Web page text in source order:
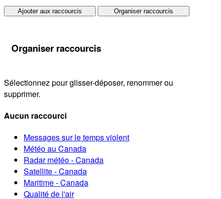
Ajouter aux raccourcis Organiser raccourcis
Organiser raccourcis
Sélectionnez pour glisser-déposer, renommer ou
supprimer.
Aucun raccourci
Messages sur le temps violent
Météo au Canada
Radar météo - Canada
Satellite - Canada
Maritime - Canada
Qualité de l'air